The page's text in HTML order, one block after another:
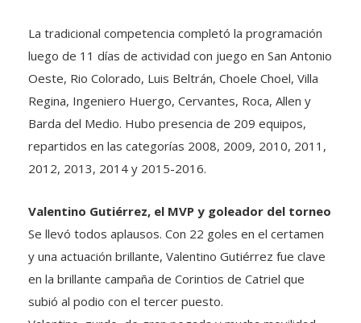
La tradicional competencia completó la programación
luego de 11 días de actividad con juego en San Antonio
Oeste, Rio Colorado, Luis Beltrán, Choele Choel, Villa
Regina, Ingeniero Huergo, Cervantes, Roca, Allen y
Barda del Medio. Hubo presencia de 209 equipos,
repartidos en las categorías 2008, 2009, 2010, 2011,
2012, 2013, 2014 y 2015-2016.
Valentino Gutiérrez, el MVP y goleador del torneo
Se llevó todos aplausos. Con 22 goles en el certamen
y una actuación brillante, Valentino Gutiérrez fue clave
en la brillante campaña de Corintios de Catriel que
subió al podio con el tercer puesto.